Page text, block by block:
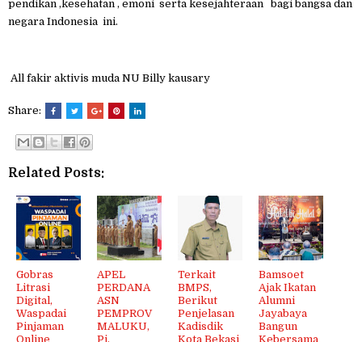
pendikan ,kesehatan , emoni serta kesejahteraan bagi bangsa dan
negara Indonesia ini.
All fakir aktivis muda NU Billy kausary
Share:
Related Posts:
Gobras
Litrasi
Digital,
Waspadai
Pinjaman
Online
APEL
PERDANA
ASN
PEMPROV
MALUKU,
Pj.
Terkait
BMPS,
Berikut
Penjelasan
Kadisdik
Kota Bekasi
Bamsoet
Ajak Ikatan
Alumni
Jayabaya
Bangun
Kebersama